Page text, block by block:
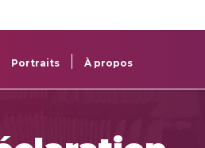
Portraits À propos